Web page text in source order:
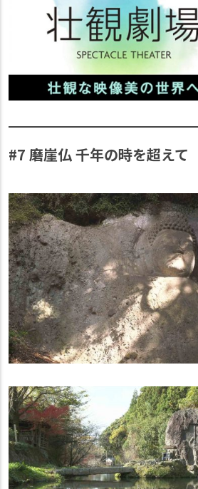
#7 磨崖仏 千年の時を超えて